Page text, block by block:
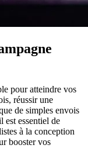
pour atteindre vos
réussir une
de simples envois
est essentiel de
à la conception
booster vos